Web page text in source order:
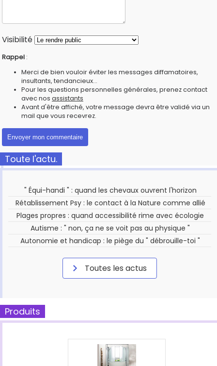
Visibilité
Rappel :
Merci de bien vouloir éviter les messages diffamatoires,
insultants, tendancieux...
Pour les questions personnelles générales, prenez contact
avec nos assistants
Avant d'être affiché, votre message devra être validé via un
mail que vous recevrez.
Toute l'actu.
" Équi-handi " : quand les chevaux ouvrent l'horizon
Rétablissement Psy : le contact à la Nature comme allié
Plages propres : quand accessibilité rime avec écologie
Autisme : " non, ça ne se voit pas au physique "
Autonomie et handicap : le piège du " débrouille-toi "
Toutes les actus
Produits